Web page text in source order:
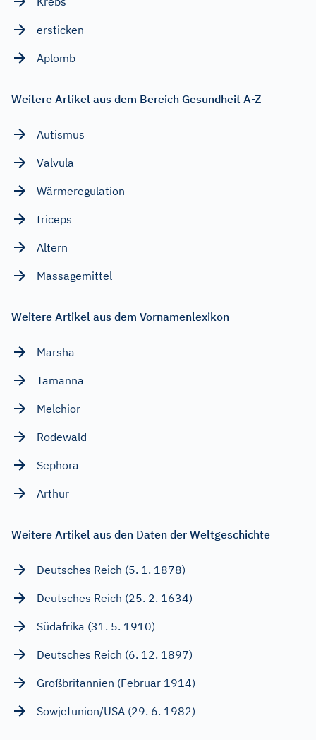
ersticken
Aplomb
Weitere Artikel aus dem Bereich Gesundheit A-Z
Autismus
Valvula
Wärmeregulation
triceps
Altern
Massagemittel
Weitere Artikel aus dem Vornamenlexikon
Marsha
Tamanna
Melchior
Rodewald
Sephora
Arthur
Weitere Artikel aus den Daten der Weltgeschichte
Deutsches Reich (5. 1. 1878)
Deutsches Reich (25. 2. 1634)
Südafrika (31. 5. 1910)
Deutsches Reich (6. 12. 1897)
Großbritannien (Februar 1914)
Sowjetunion/USA (29. 6. 1982)